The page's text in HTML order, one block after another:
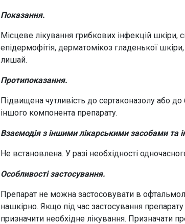
Показання.
Місцеве лікування грибкових інфекцій
епідермофітія, дерматомікоз гладенької
лишай.
Протипоказання.
Підвищена чутливість до сертаконазолу або
іншого компонента препарату.
Взаємодія з іншими лікарськими засобами та
Не встановлена. У разі необхідності
Особливості застосування.
Препарат не можна застосовувати в
нашкірно. Якщо під час застосування препарату
призначити необхідне лікування. Призначати